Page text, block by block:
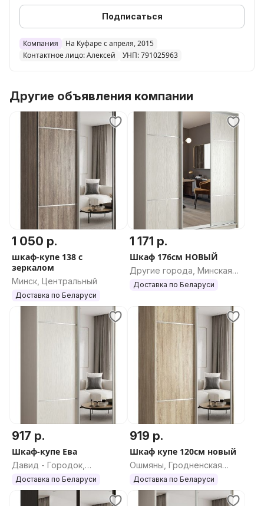
Подписаться
Компания
На Куфаре с апреля, 2015
Контактное лицо: Алексей
УНП: 791025963
Другие объявления компании
1 050 р.
шкаф-купе 138 с
зеркалом
Минск, Центральный
Доставка по Беларуси
1 171 р.
Шкаф 176см НОВЫЙ
Другие города, Минская
область
Доставка по Беларуси
917 р.
Шкаф-купе Ева
Давид - Городок,
Брестская область
Доставка по Беларуси
919 р.
Шкаф купе 120см новый
Ошмяны, Гродненская
область
Доставка по Беларуси